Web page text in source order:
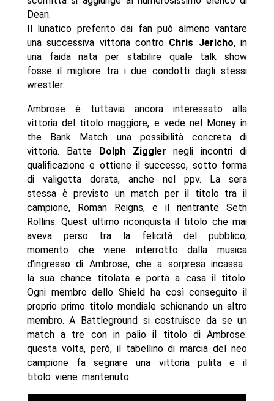
Dean.
Il lunatico preferito dai fan può almeno vantare
una successiva vittoria contro Chris Jericho, in
una faida nata per stabilire quale talk show
fosse il migliore tra i due condotti dagli stessi
wrestler.
Ambrose è tuttavia ancora interessato alla
vittoria del titolo maggiore, e vede nel Money in
the Bank Match una possibilità concreta di
vittoria. Batte
Dolph Ziggler negli incontri di
qualificazione e ottiene il successo, sotto forma
di valigetta dorata, anche nel ppv. La sera
stessa è previsto un match per il titolo tra il
campione, Roman Reigns, e il rientrante Seth
Rollins. Quest ultimo riconquista il titolo che mai
aveva perso tra la felicità del pubblico,
momento che viene interrotto dalla musica
d’ingresso di Ambrose, che a sorpresa incassa
la sua chance titolata e porta a casa il titolo.
Ogni membro dello Shield ha così conseguito il
proprio primo titolo mondiale schienando un altro
membro. A Battleground si costruisce da se un
match a tre con in palio il titolo di Ambrose:
questa volta, però, il tabellino di marcia del neo
campione fa segnare una vittoria pulita e il
titolo viene mantenuto.